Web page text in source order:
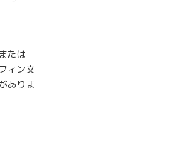
たは
ィン文
ありま